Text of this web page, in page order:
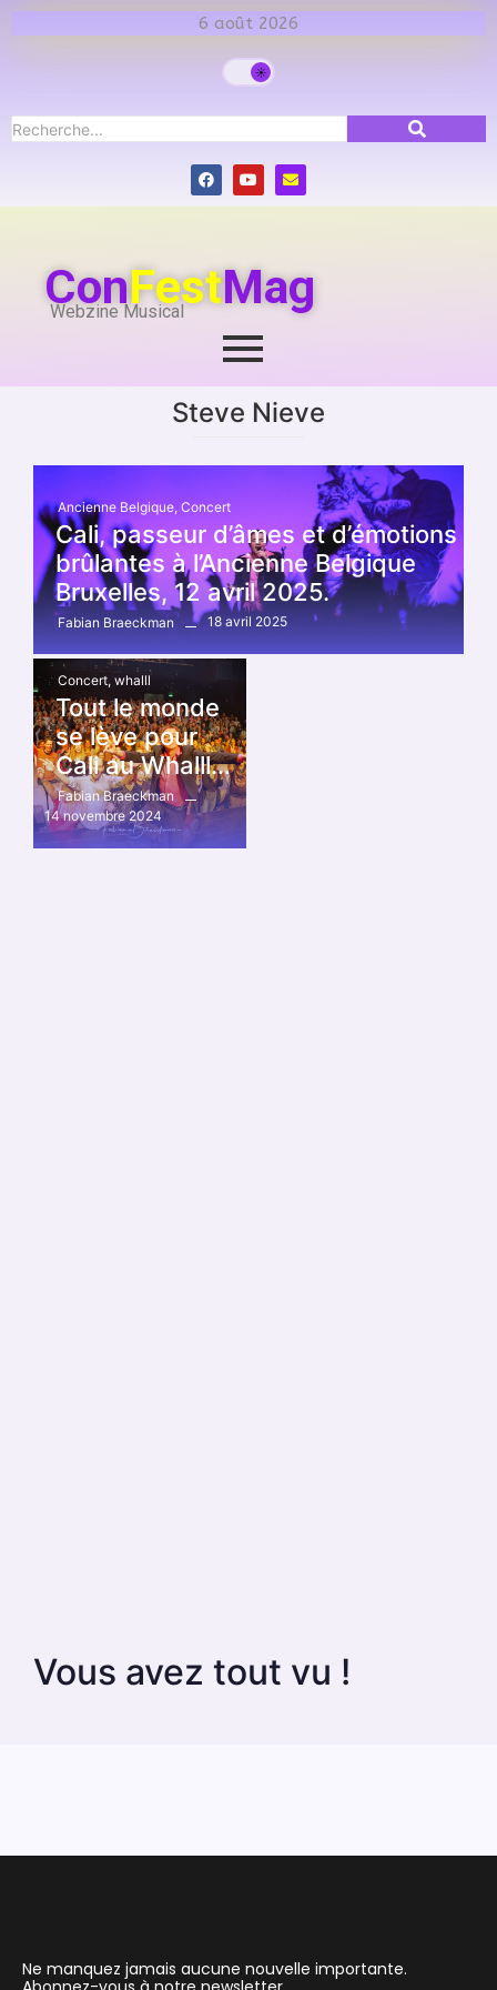
6 août 2026
ConFestMag
Webzine Musical
Steve Nieve
Ancienne Belgique, Concert
Cali, passeur d’âmes et d’émotions
brûlantes à l’Ancienne Belgique
Bruxelles, 12 avril 2025.
Fabian Braeckman 18 avril 2025
Concert, whalll
Tout le monde
se lève pour
Cali au Whalll…
Fabian Braeckman
14 novembre 2024
Vous avez tout vu !
Ne manquez jamais aucune nouvelle importante.